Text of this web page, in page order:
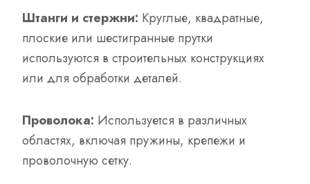
Штанги и стержни: Круглые, квадратные,
плоские или шестигранные прутки
используются в строительных конструкциях
или для обработки деталей.
Проволока: Используется в различных
областях, включая пружины, крепежи и
проволочную сетку.